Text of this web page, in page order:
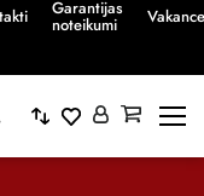
Garantijas
noteikumi